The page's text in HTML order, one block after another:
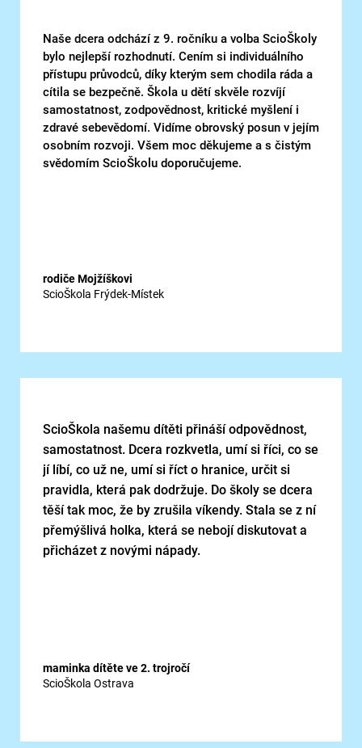
Naše dcera odchází z 9. ročníku a volba ScioŠkoly
bylo nejlepší rozhodnutí. Cením si individuálního
přístupu průvodců, díky kterým sem chodila ráda a
cítila se bezpečně. Škola u dětí skvěle rozvíjí
samostatnost, zodpovědnost, kritické myšlení i
zdravé sebevědomí. Vidíme obrovský posun v jejím
osobním rozvoji. Všem moc děkujeme a s čistým
svědomím ScioŠkolu doporučujeme.
rodiče Mojžíškovi
ScioŠkola Frýdek-Místek
ScioŠkola našemu dítěti přináší odpovědnost,
samostatnost. Dcera rozkvetla, umí si říci, co se
jí líbí, co už ne, umí si říct o hranice, určit si
pravidla, která pak dodržuje. Do školy se dcera
těší tak moc, že by zrušila víkendy. Stala se z ní
přemýšlivá holka, která se nebojí diskutovat a
přicházet z novými nápady.
maminka dítěte ve 2. trojročí
ScioŠkola Ostrava